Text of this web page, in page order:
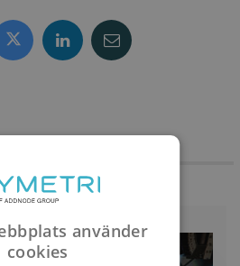
använder
cookies